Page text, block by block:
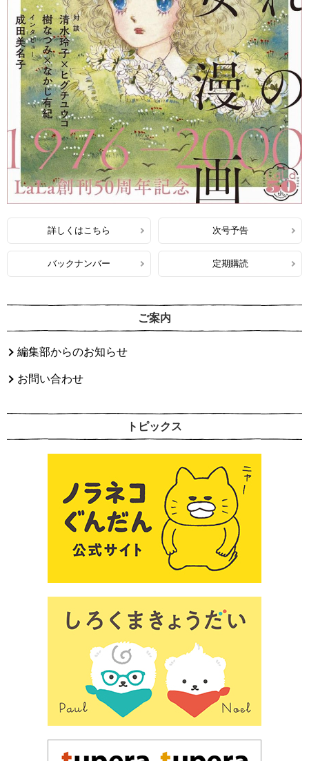
詳しくはこちら 次号予告
バックナンバー 定期購読
ご案内
編集部からのお知らせ
お問い合わせ
トピックス